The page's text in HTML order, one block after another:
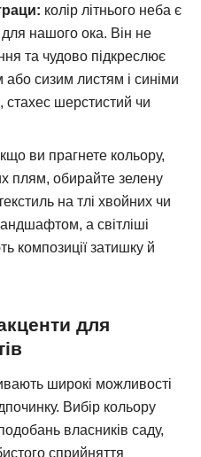
колір літнього неба є
нашого ока. Він не
та чудово підкреслює
або сизим листям і синіми
шерстистий чи
ви прагнете кольору,
плям, обирайте зелену
на тлі хвойних чи
а світліші
композиції затишку й
для
широкі можливості
Вибір кольору
власників саду,
сприйняття